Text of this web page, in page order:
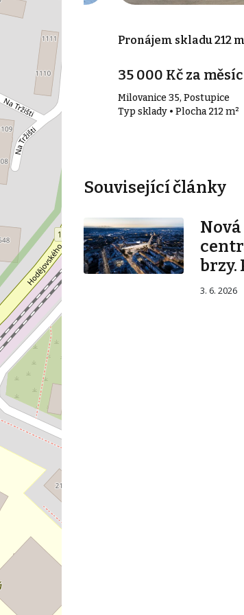
Benešov Pronájem skladu 212
35 000 Kč za měsíc
Milovanice 35, Postupice
Typ sklady • Plocha 212 m²
Související články
brzy.
3. 6. 2026